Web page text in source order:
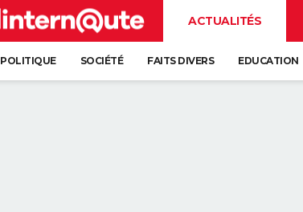
ACTUALITÉS
POLITIQUE SOCIÉTÉ FAITS DIVERS EDUCATION